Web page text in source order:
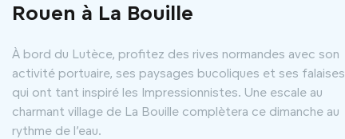
Rouen à La Bouille
À bord du Lutèce, profitez des rives normandes avec son
activité portuaire, ses paysages bucoliques et ses falaises
qui ont tant inspiré les Impressionnistes. Une escale au
charmant village de La Bouille complètera ce dimanche au
rythme de l’eau.